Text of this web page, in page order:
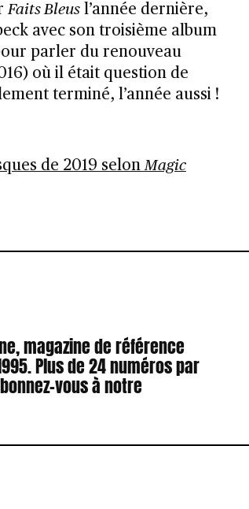
Faits Bleusl’année dernière,
avec son troisième album
parler du renouveau
où il était question de
terminé, l’année aussi !
de 2019 selon Magic
magazine de référence
Plus de 24 numéros par
vous à notre